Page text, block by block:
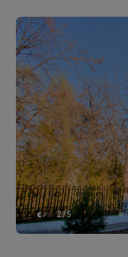
2/5